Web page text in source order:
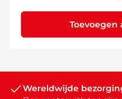
Wereldwijde